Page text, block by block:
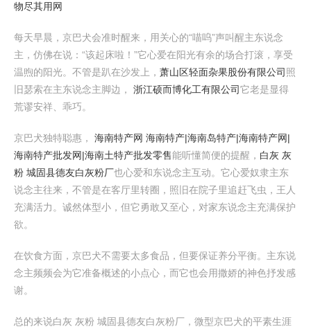
物尽其用网
每天早晨，京巴犬会准时醒来，用关心的“喵呜”声叫醒主东说念
主，仿佛在说：“该起床啦！”它心爱在阳光有余的场合打滚，享受
温煦的阳光。不管是趴在沙发上， 萧山区轻面杂果股份有限公司 照
旧瑟索在主东说念主脚边， 浙江硕而博化工有限公司它老是显得
荒谬安祥、乖巧。
京巴犬独特聪惠， 海南特产网 海南特产|海南岛特产|海南特产网|
海南特产批发网|海南土特产批发零售能听懂简便的提醒， 白灰 灰
粉 城固县德友白灰粉厂也心爱和东说念主互动。它心爱奴隶主东
说念主往来，不管是在客厅里转圈，照旧在院子里追赶飞虫，王人
充满活力。诚然体型小，但它勇敢又至心，对家东说念主充满保护
欲。
在饮食方面，京巴犬不需要太多食品，但要保证养分平衡。主东说
念主频频会为它准备概述的小点心，而它也会用撒娇的神色抒发感
谢。
总的来说白灰 灰粉 城固县德友白灰粉厂，微型京巴犬的平素生涯